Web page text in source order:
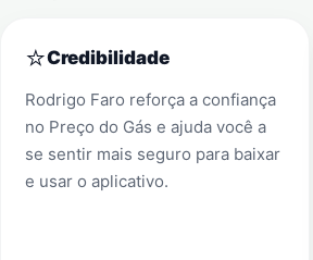
⭐Credibilidade
Rodrigo Faro reforça a confiança
no Preço do Gás e ajuda você a
se sentir mais seguro para baixar
e usar o aplicativo.